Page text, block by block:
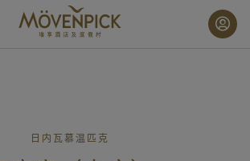
日内瓦慕温匹克